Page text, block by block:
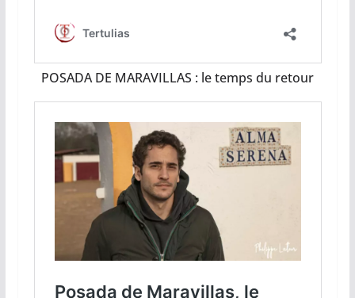
POSADA DE MARAVILLAS : le temps du retour